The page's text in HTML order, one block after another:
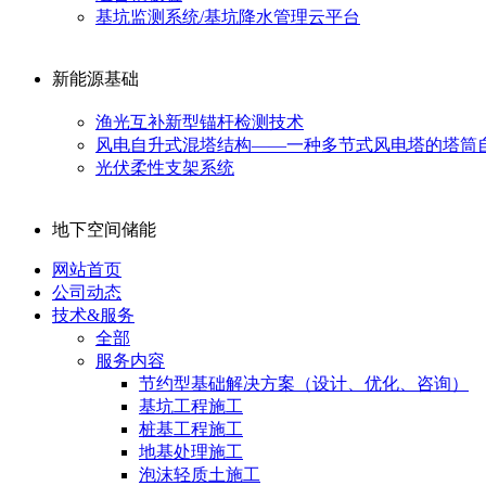
基坑监测系统/基坑降水管理云平台
新能源基础
渔光互补新型锚杆检测技术
风电自升式混塔结构——一种多节式风电塔的塔筒
光伏柔性支架系统
地下空间储能
网站首页
公司动态
技术&服务
全部
服务内容
节约型基础解决方案（设计、优化、咨询）
基坑工程施工
桩基工程施工
地基处理施工
泡沫轻质土施工